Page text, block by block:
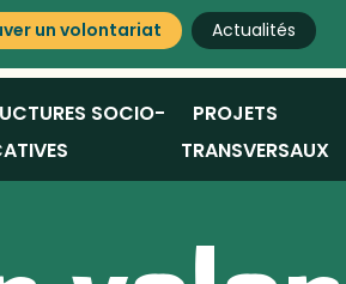
un volontariat Actualités
SOCIO-
PROJETS
TRANSVERSAUX